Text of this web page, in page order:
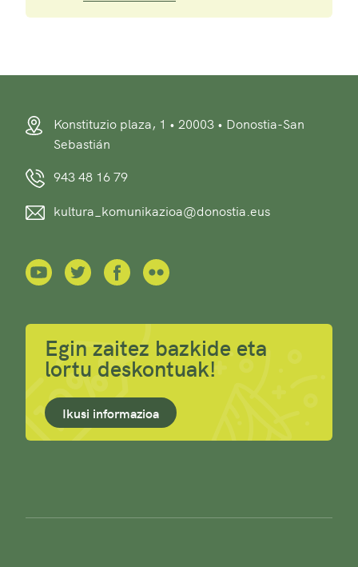
Konstituzio plaza, 1 • 20003 • Donostia-San
Sebastián
943 48 16 79
kultura_komunikazioa@donostia.eus
Egin zaitez bazkide eta
lortu deskontuak!
Ikusi informazioa